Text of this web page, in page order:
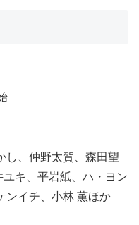
し、仲野太賀、森田望
キ、平岩紙、ハ・ヨン
ンイチ、小林 薫ほか